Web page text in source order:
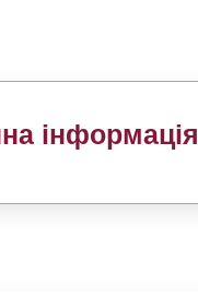
інформація